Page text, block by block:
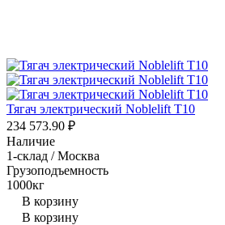
Тягач электрический Noblelift T10
234 573.90 ₽
Наличие
1-склад / Москва
Грузоподъемность
1000кг
В корзину
В корзину